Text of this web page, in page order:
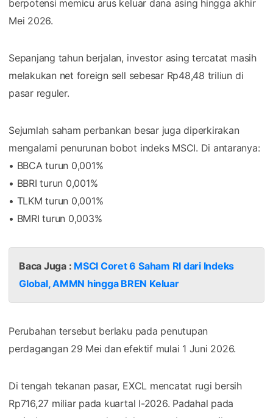
berpotensi memicu arus keluar dana asing hingga akhir
Mei 2026.
Sepanjang tahun berjalan, investor asing tercatat masih
melakukan net foreign sell sebesar Rp48,48 triliun di
pasar reguler.
Sejumlah saham perbankan besar juga diperkirakan
mengalami penurunan bobot indeks MSCI. Di antaranya:
• BBCA turun 0,001%
• BBRI turun 0,001%
• TLKM turun 0,001%
• BMRI turun 0,003%
Baca Juga : MSCI Coret 6 Saham RI dari Indeks
Global, AMMN hingga BREN Keluar
Perubahan tersebut berlaku pada penutupan
perdagangan 29 Mei dan efektif mulai 1 Juni 2026.
Di tengah tekanan pasar, EXCL mencatat rugi bersih
Rp716,27 miliar pada kuartal I-2026. Padahal pada